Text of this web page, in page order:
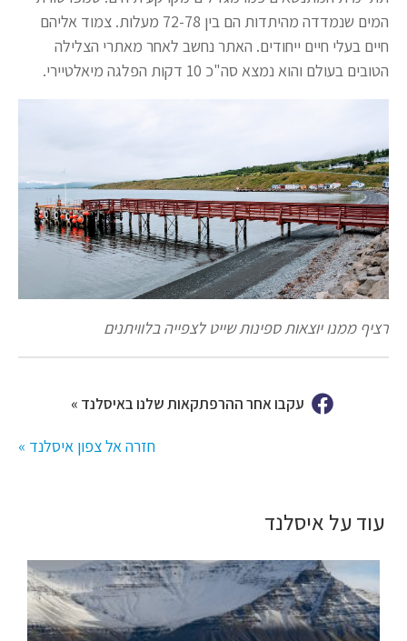
המים שנמדדה מהיתדות הם בין 72-78 מעלות. צמוד אליהם
חיים בעלי חיים ייחודים. האתר נחשב לאחר מאתרי הצלילה
הטובים בעולם והוא נמצא סה"כ 10 דקות הפלגה מיאלטיירי.
רציף ממנו יוצאות ספינות שייט לצפייה בלוויתנים
עקבו אחר ההרפתקאות שלנו באיסלנד »
חזרה אל צפון איסלנד »
עוד על איסלנד